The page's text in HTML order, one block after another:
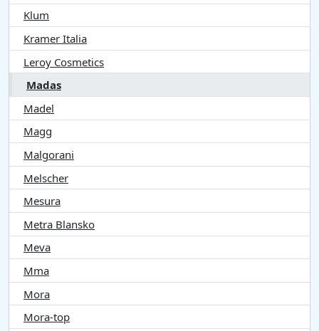
Klum
Kramer Italia
Leroy Cosmetics
Madas
Madel
Magg
Malgorani
Melscher
Mesura
Metra Blansko
Meva
Mma
Mora
Mora-top